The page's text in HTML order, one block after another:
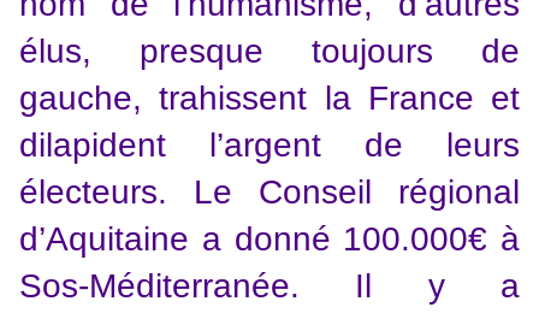
élus, presque toujours de
gauche, trahissent la France et
dilapident l’argent de leurs
électeurs. Le Conseil régional
d’Aquitaine a donné 100.000€ à
Sos-Méditerranée. Il y a